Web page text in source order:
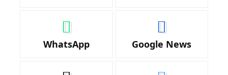
WhatsApp Google News